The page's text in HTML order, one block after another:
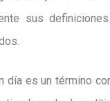
sus
día es un término